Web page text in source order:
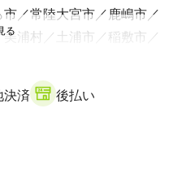
市 常陸大宮市
鹿嶋市
美浦村 土浦市
稲敷市
市
龍ケ崎市
代町 利根町
決済 後払い